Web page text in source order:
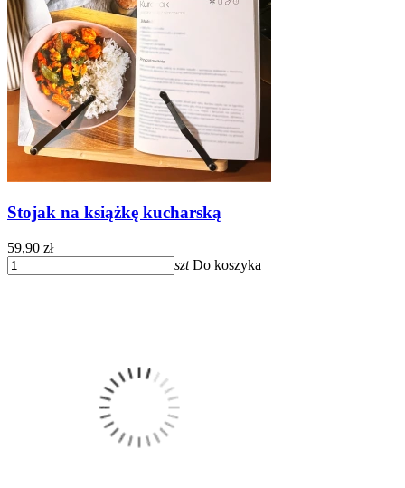
Stojak na książkę kucharską
59,90 zł
szt Do koszyka